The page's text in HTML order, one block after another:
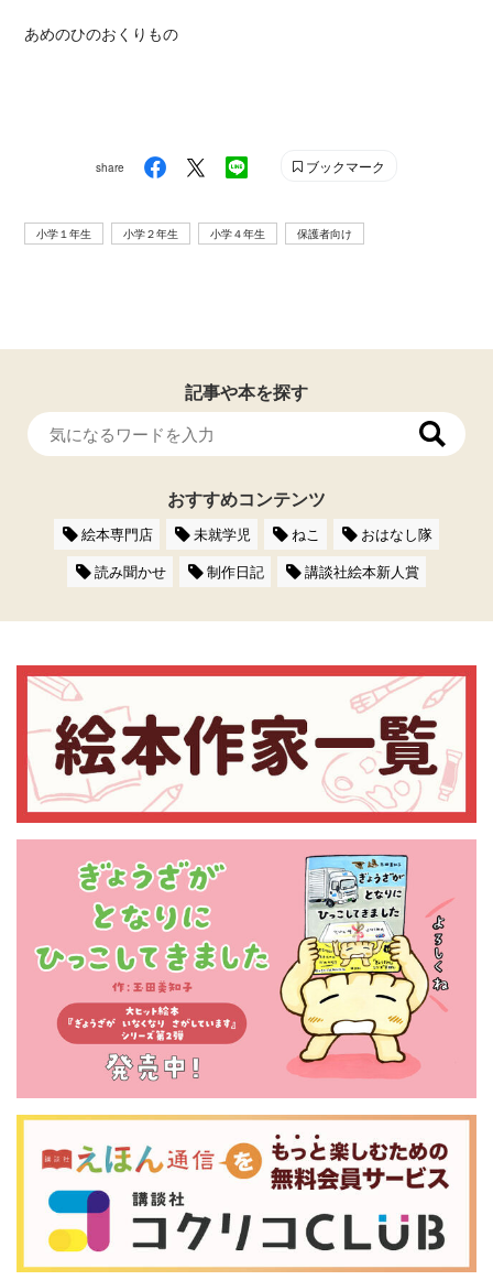
あめのひのおくりもの
share ブックマーク
小学１年生 小学２年生 小学４年生 保護者向け
記事や本を探す
おすすめコンテンツ
絵本専門店 未就学児 ねこ
おはなし隊
読み聞かせ
制作日記 講談社絵本新人賞